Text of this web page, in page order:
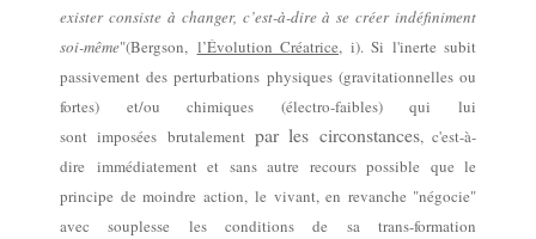
exister consiste à changer, c’est-à-dire à se créer indéfiniment
soi-même"(Bergson, l’Évolution Créatrice, i). Si l'inerte subit
passivementdes perturbations physiques (gravitationnelles ou
fortes) et/ou chimiques (électro-faibles) qui lui
sont imposées brutalement par les circonstances, c'est-à-
dire immédiatement et sans autre recours possible que le
principe de moindre action, le vivant, en revanche "négocie"
avec souplesse les conditions de sa trans-formation